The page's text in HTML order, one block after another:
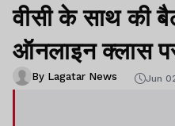
वीसी के साथ की
ऑनलाइन क्लास
By Lagatar News Jun